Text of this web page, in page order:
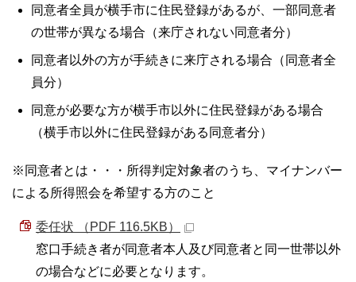
同意者全員が横手市に住民登録があるが、一部同意者
の世帯が異なる場合（来庁されない同意者分）
同意者以外の方が手続きに来庁される場合（同意者全
員分）
同意が必要な方が横手市以外に住民登録がある場合
（横手市以外に住民登録がある同意者分）
※同意者とは・・・所得判定対象者のうち、マイナンバー
による所得照会を希望する方のこと
委任状 （PDF 116.5KB）
窓口手続き者が同意者本人及び同意者と同一世帯以外
の場合などに必要となります。